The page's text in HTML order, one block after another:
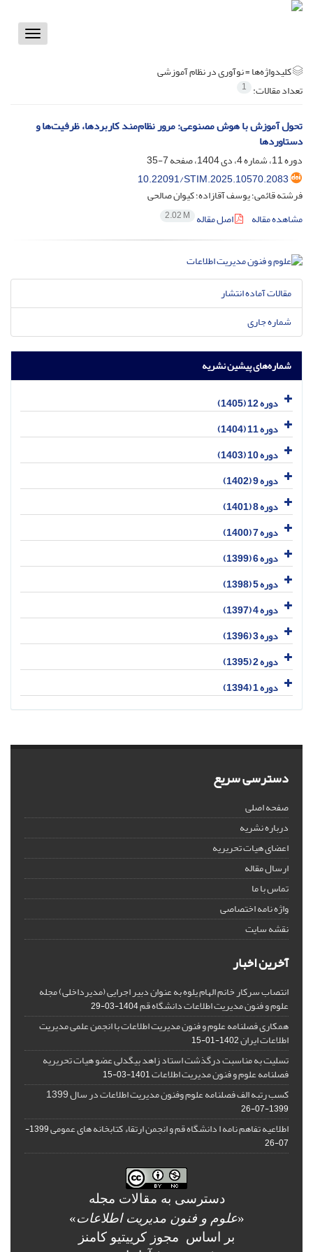
Toggle
کلیدواژه‌ها =نوآوری در نظام آموزشی
تعداد مقالات: 1
تحول آموزش با هوش مصنوعی: مرور نظام‌مند کاربردها، ظرفیت‌ها و
دستاوردها
دوره 11، شماره 4، دی 1404، صفحه
7-35
10.22091/STIM.2025.10570.2083
فرشته قائمی؛ یوسف آقازاده؛ کیوان صالحی
مشاهده مقاله
اصل مقاله 2.02 M
مقالات آماده انتشار
شماره جاری
شماره‌های پیشین نشریه
دوره 12 (1405)
دوره 11 (1404)
دوره 10 (1403)
دوره 9 (1402)
دوره 8 (1401)
دوره 7 (1400)
دوره 6 (1399)
دوره 5 (1398)
دوره 4 (1397)
دوره 3 (1396)
دوره 2 (1395)
دوره 1 (1394)
دسترسی سریع
صفحه اصلی
درباره نشریه
اعضای هیات تحریریه
ارسال مقاله
تماس با ما
واژه نامه اختصاصی
نقشه سایت
آخرین اخبار
انتصاب سرکار خانم الهام یلوه به عنوان دبیر اجرایی (مدیرداخلی) مجله
علوم و فنون مدیریت اطلاعات دانشگاه قم1404-03-29
همکاری فصلنامه علوم و فنون مدیریت اطلاعات با انجمن علمی مدیریت
اطلاعات ایران1402-01-15
تسلیت به مناسبت درگذشت استاد زاهد بیگدلی عضو هیات تحریریه
فصلنامه علوم و فنون مدیریت اطلاعات1401-03-15
کسب رتبه الف فصلنامه علوم وفنون مدیریت اطلاعات در سال 1399
1399-07-26
اطلاعیه تفاهم نامه ا دانشگاه قم و انجمن ارتقاء کتابخانه های عمومی
1399-
07-26
دسترسی به مقالات مجله
«علوم و فنون مدیریت اطلاعات»
بر اساس مجوز کرییتیو کامنز